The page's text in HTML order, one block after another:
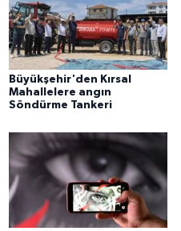
Büyükşehir'den Kırsal
Mahallelere angın
Söndürme Tankeri